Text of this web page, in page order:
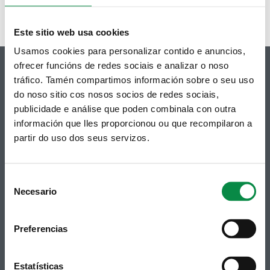
Este sitio web usa cookies
Usamos cookies para personalizar contido e anuncios,
ofrecer funcións de redes sociais e analizar o noso
tráfico. Tamén compartimos información sobre o seu uso
do noso sitio cos nosos socios de redes sociais,
publicidade e análise que poden combinala con outra
información que lles proporcionou ou que recompilaron a
partir do uso dos seus servizos.
Selection
Necesario
Preferencias
Estatísticas
© Concello de Ames
Praza do Concello, 2 |15220
Bertamiráns (Ames)
unha subscrición ao boletín de novidades.